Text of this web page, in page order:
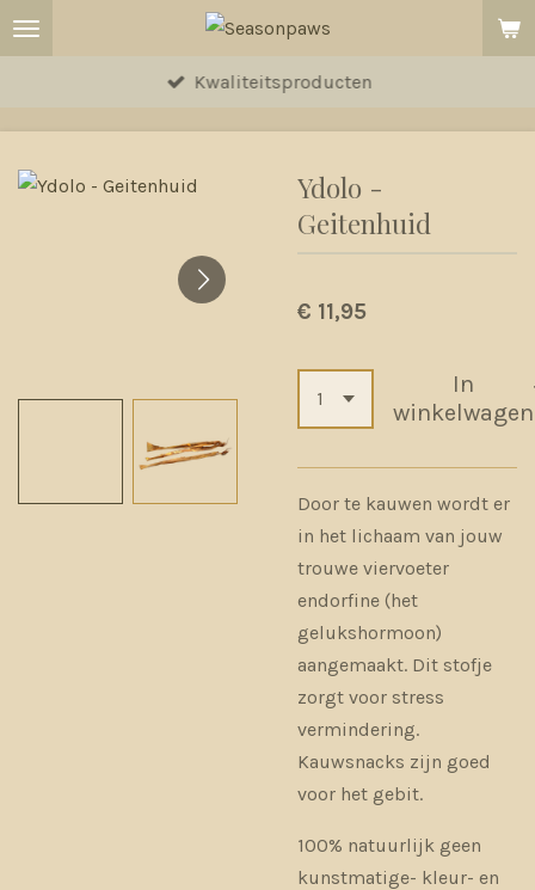
Ga
direct
Kwaliteitsproducten
Ydolo -
Geitenhuid
€ 11,95
In
winkelwagen
Door te kauwen wordt er
in het lichaam van jouw
trouwe viervoeter
endorfine (het
gelukshormoon)
aangemaakt. Dit stofje
zorgt voor stress
vermindering.
Kauwsnacks zijn goed
voor het gebit.
100% natuurlijk geen
kunstmatige- kleur- en